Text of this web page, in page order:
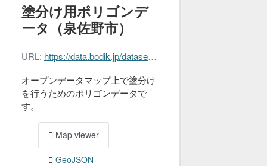
塗分け用ポリゴンデ
ータ（泉佐野市）
URL: https://data.bodik.jp/dataset/25957c2f-6512-49d4-9d1c-63c608ec6b82/resource/f6b97974-26dd-47d5-a187-350956832c3c/download/mappolygon_izumisano-shi.geojson
オープンデータマップ上で塗分け
を行うためのポリゴンデータで
す。
Map viewer
GeoJSON